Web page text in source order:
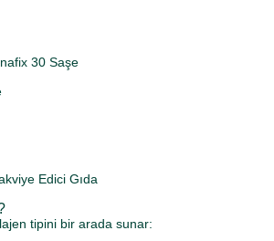
30 Saşe
Edici Gıda
tipini bir arada sunar: